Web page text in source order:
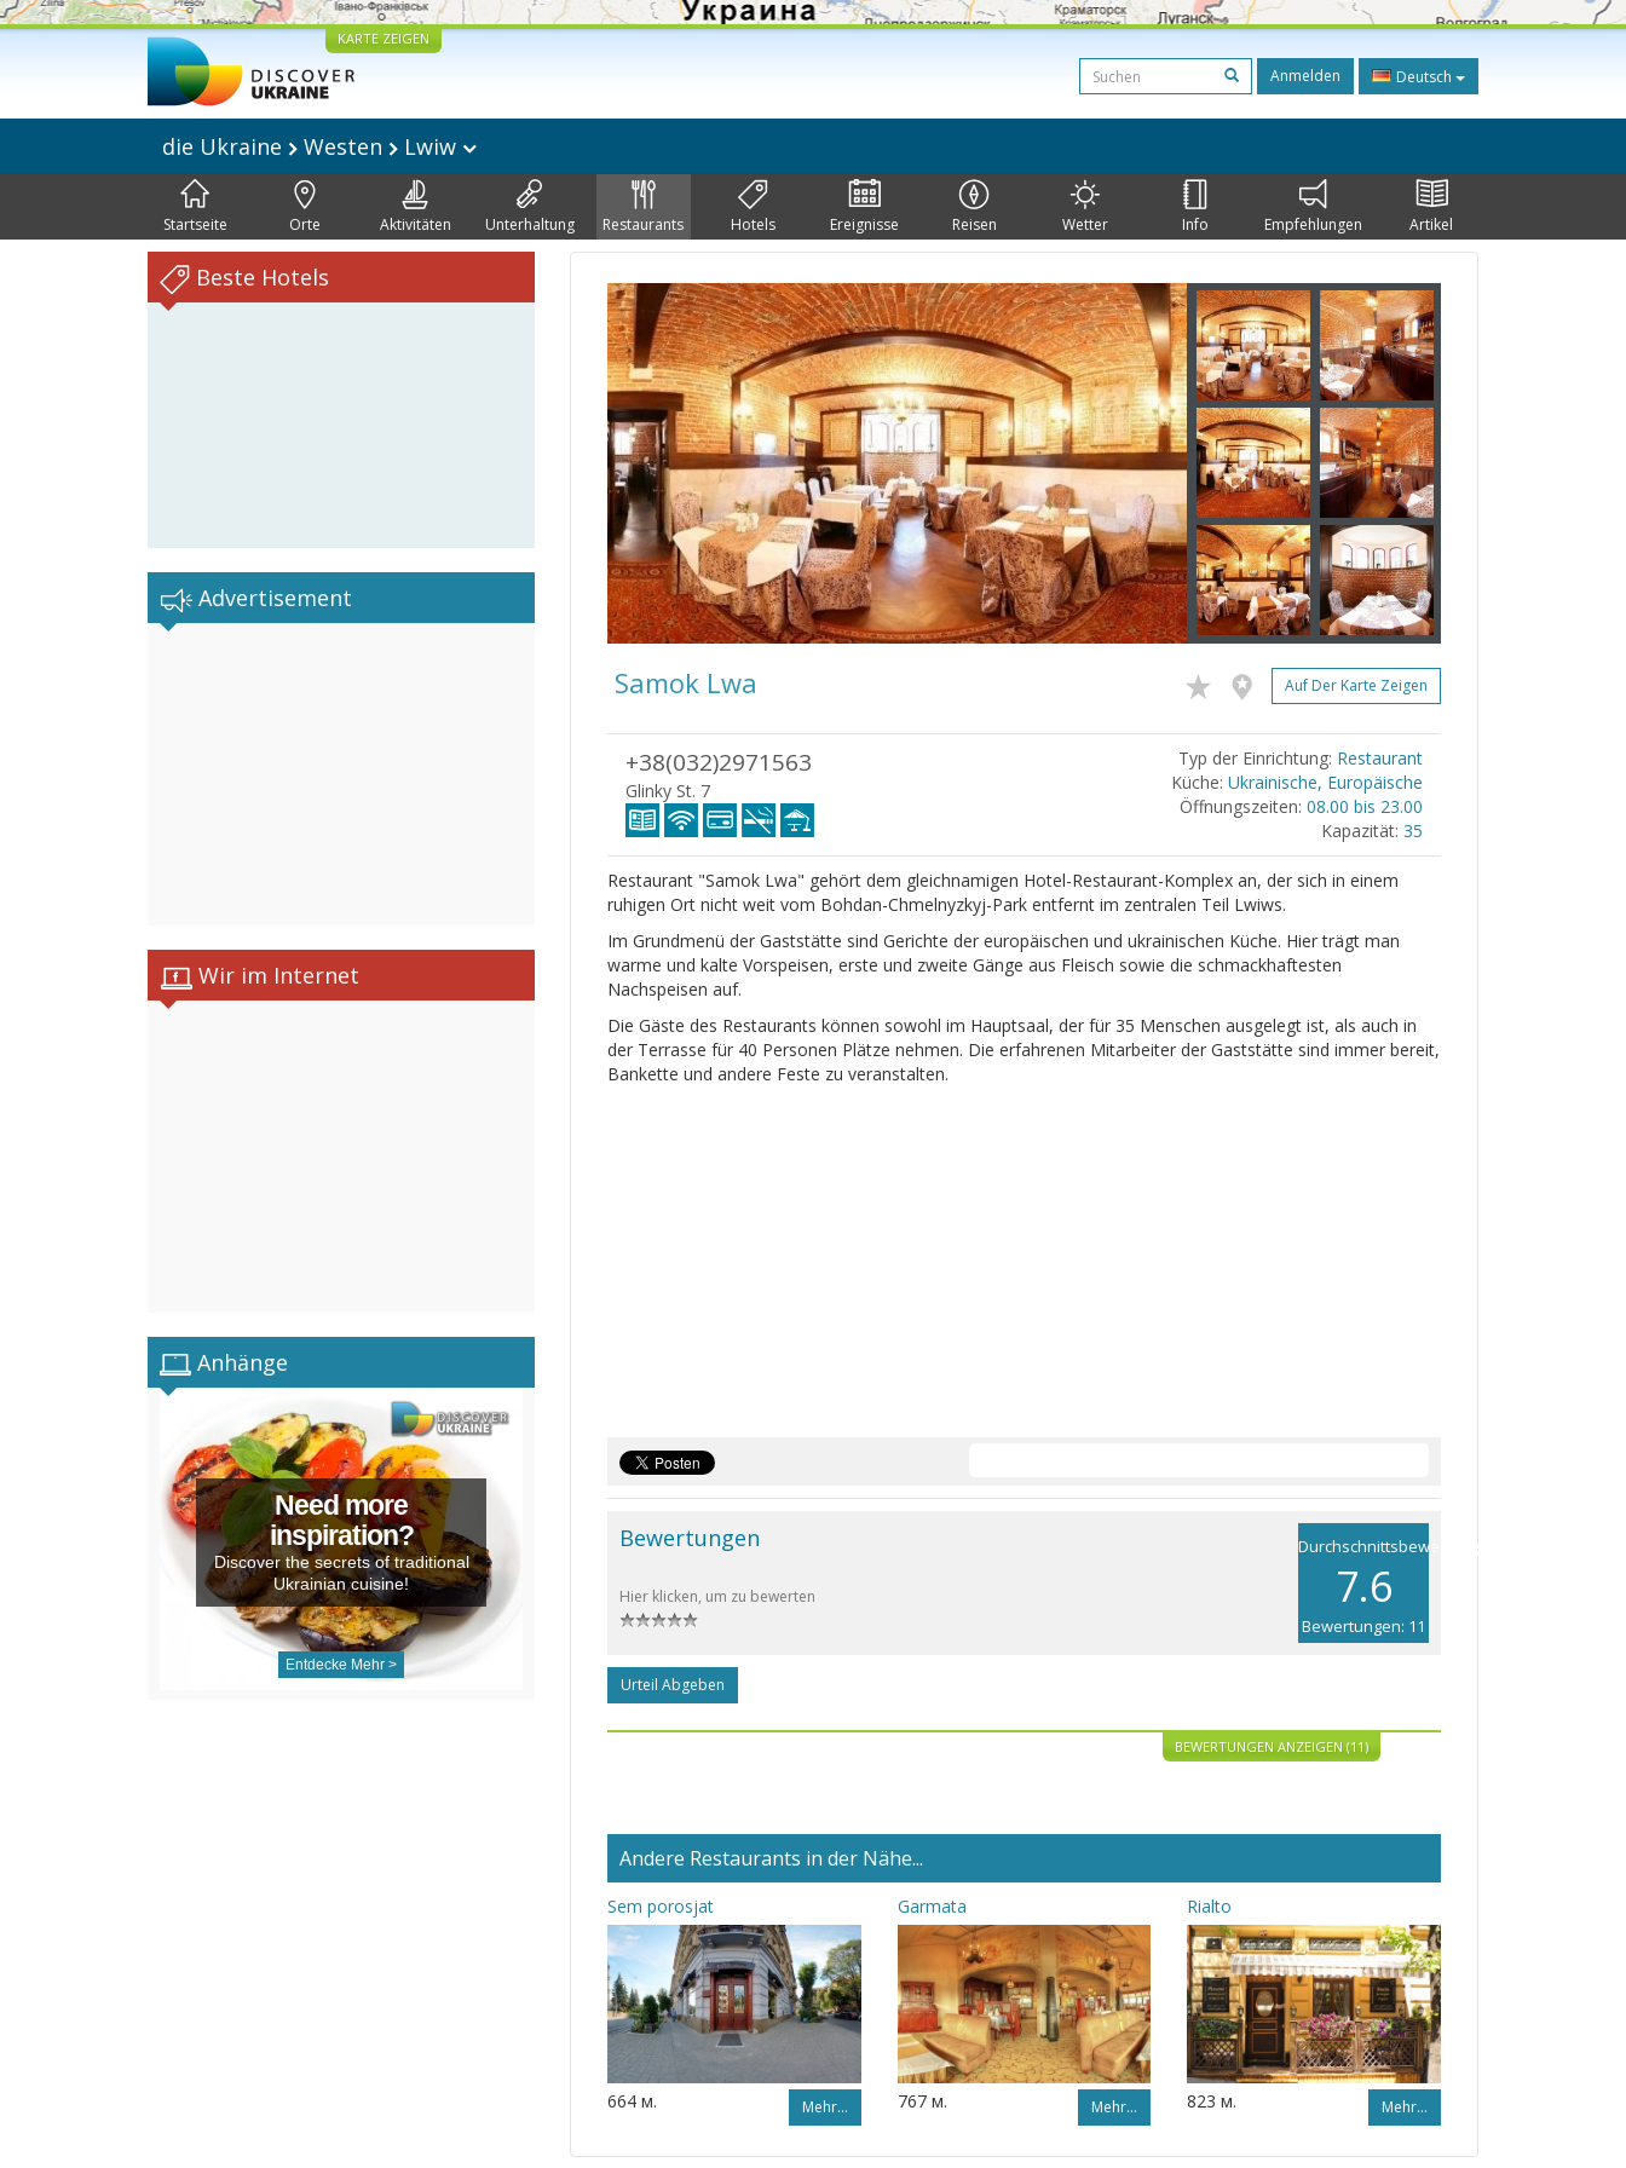
KARTE ZEIGEN
Anmelden Deutsch
die Ukraine Westen Lwiw
Startseite Orte Aktivitäten Unterhaltung Restaurants Hotels Ereignisse Reisen Wetter Info Empfehlungen Artikel
Beste Hotels
Advertisement
Wir im Internet
Anhänge
Need more
inspiration?
Discover the secrets of traditional
Ukrainian cuisine!
Entdecke Mehr >
Samok Lwa Auf Der Karte Zeigen
+38(032)2971563
Glinky St. 7
Typ der Einrichtung: Restaurant
Küche: Ukrainische, Europäische
Öffnungszeiten: 08.00 bis 23.00
Kapazität: 35
Restaurant "Samok Lwa" gehört dem gleichnamigen Hotel-Restaurant-Komplex an, der sich in einem
ruhigen Ort nicht weit vom Bohdan-Chmelnyzkyj-Park entfernt im zentralen Teil Lwiws.
Im Grundmenü der Gaststätte sind Gerichte der europäischen und ukrainischen Küche. Hier trägt man
warme und kalte Vorspeisen, erste und zweite Gänge aus Fleisch sowie die schmackhaftesten
Nachspeisen auf.
Die Gäste des Restaurants können sowohl im Hauptsaal, der für 35 Menschen ausgelegt ist, als auch in
der Terrasse für 40 Personen Plätze nehmen. Die erfahrenen Mitarbeiter der Gaststätte sind immer bereit,
Bankette und andere Feste zu veranstalten.
Durchschnittsbewertung
7.6
Bewertungen: 11
Bewertungen
Hier klicken, um zu bewerten
Urteil Abgeben
BEWERTUNGEN ANZEIGEN (11)
Andere Restaurants in der Nähe...
Sem porosjat
664 м. Mehr…
Garmata
767 м. Mehr…
Rialto
823 м. Mehr…